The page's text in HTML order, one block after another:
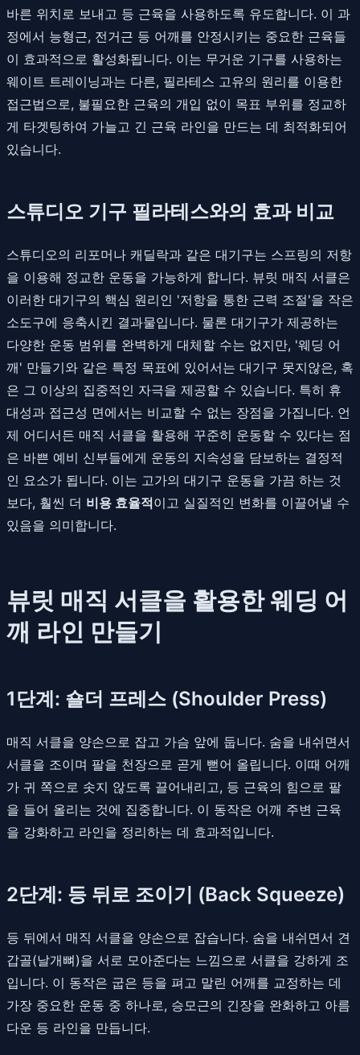
바른 위치로 보내고 등 근육을 사용하도록 유도합니다. 이 과
정에서 능형근, 전거근 등 어깨를 안정시키는 중요한 근육들
이 효과적으로 활성화됩니다. 이는 무거운 기구를 사용하는
웨이트 트레이닝과는 다른, 필라테스 고유의 원리를 이용한
접근법으로, 불필요한 근육의 개입 없이 목표 부위를 정교하
게 타겟팅하여 가늘고 긴 근육 라인을 만드는 데 최적화되어
있습니다.
스튜디오 기구 필라테스와의 효과 비교
스튜디오의 리포머나 캐딜락과 같은 대기구는 스프링의 저항
을 이용해 정교한 운동을 가능하게 합니다. 뷰릿 매직 서클은
이러한 대기구의 핵심 원리인 '저항을 통한 근력 조절'을 작은
소도구에 응축시킨 결과물입니다. 물론 대기구가 제공하는
다양한 운동 범위를 완벽하게 대체할 수는 없지만, '웨딩 어
깨' 만들기와 같은 특정 목표에 있어서는 대기구 못지않은, 혹
은 그 이상의 집중적인 자극을 제공할 수 있습니다. 특히 휴
대성과 접근성 면에서는 비교할 수 없는 장점을 가집니다. 언
제 어디서든 매직 서클을 활용해 꾸준히 운동할 수 있다는 점
은 바쁜 예비 신부들에게 운동의 지속성을 담보하는 결정적
인 요소가 됩니다. 이는 고가의 대기구 운동을 가끔 하는 것
보다, 훨씬 더 비용 효율적이고 실질적인 변화를 이끌어낼 수
있음을 의미합니다.
뷰릿 매직 서클을 활용한 웨딩 어
깨 라인 만들기
1단계: 숄더 프레스 (Shoulder Press)
매직 서클을 양손으로 잡고 가슴 앞에 둡니다. 숨을 내쉬면서
서클을 조이며 팔을 천장으로 곧게 뻗어 올립니다. 이때 어깨
가 귀 쪽으로 솟지 않도록 끌어내리고, 등 근육의 힘으로 팔
을 들어 올리는 것에 집중합니다. 이 동작은 어깨 주변 근육
을 강화하고 라인을 정리하는 데 효과적입니다.
2단계: 등 뒤로 조이기 (Back Squeeze)
등 뒤에서 매직 서클을 양손으로 잡습니다. 숨을 내쉬면서 견
갑골(날개뼈)을 서로 모아준다는 느낌으로 서클을 강하게 조
입니다. 이 동작은 굽은 등을 펴고 말린 어깨를 교정하는 데
가장 중요한 운동 중 하나로, 승모근의 긴장을 완화하고 아름
다운 등 라인을 만듭니다.